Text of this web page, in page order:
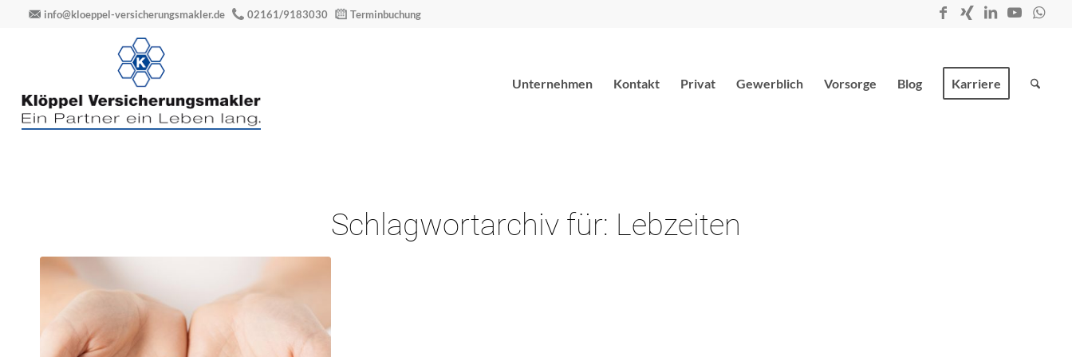
info@kloeppel-versicherungsmakler.de 02161/9183030 Terminbuchung
Unternehmen Kontakt Privat Gewerblich Vorsorge Blog Karriere
Schlagwortarchiv für: Lebzeiten